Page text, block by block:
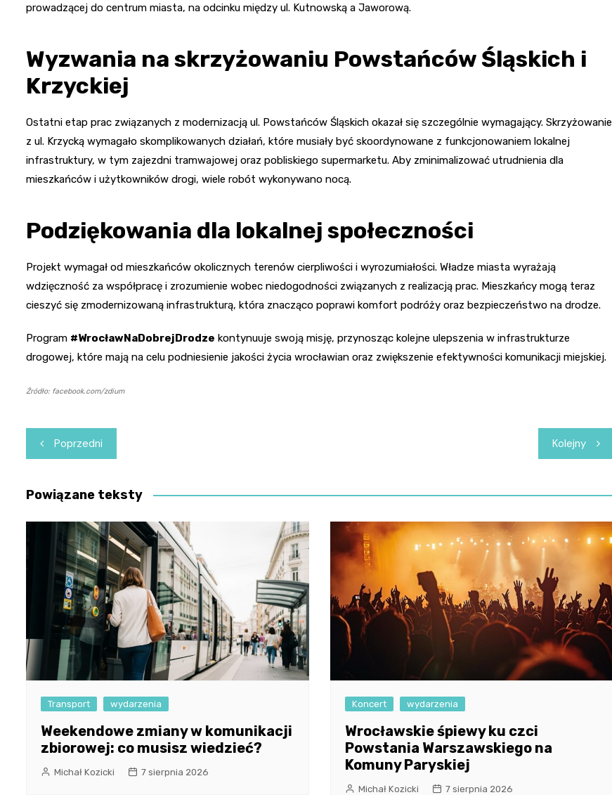
prowadzącej do centrum miasta, na odcinku między ul. Kutnowską a Jaworową.
Wyzwania na skrzyżowaniu Powstańców Śląskich i
Krzyckiej
Ostatni etap prac związanych z modernizacją ul. Powstańców Śląskich okazał się szczególnie wymagający. Skrzyżowanie
z ul. Krzycką wymagało skomplikowanych działań, które musiały być skoordynowane z funkcjonowaniem lokalnej
infrastruktury, w tym zajezdni tramwajowej oraz pobliskiego supermarketu. Aby zminimalizować utrudnienia dla
mieszkańców i użytkowników drogi, wiele robót wykonywano nocą.
Podziękowania dla lokalnej społeczności
Projekt wymagał od mieszkańców okolicznych terenów cierpliwości i wyrozumiałości. Władze miasta wyrażają
wdzięczność za współpracę i zrozumienie wobec niedogodności związanych z realizacją prac. Mieszkańcy mogą teraz
cieszyć się zmodernizowaną infrastrukturą, która znacząco poprawi komfort podróży oraz bezpieczeństwo na drodze.
Program #WrocławNaDobrejDrodze kontynuuje swoją misję, przynosząc kolejne ulepszenia w infrastrukturze
drogowej, które mają na celu podniesienie jakości życia wrocławian oraz zwiększenie efektywności komunikacji miejskiej.
Źródło: facebook.com/zdium
Nawigacja
wpisu
Poprzedni Kolejny
Powiązane teksty
Transport wydarzenia
Weekendowe zmiany w komunikacji
zbiorowej: co musisz wiedzieć?
Michał Kozicki 7 sierpnia 2026
Koncert wydarzenia
Wrocławskie śpiewy ku czci
Powstania Warszawskiego na
Komuny Paryskiej
Michał Kozicki 7 sierpnia 2026